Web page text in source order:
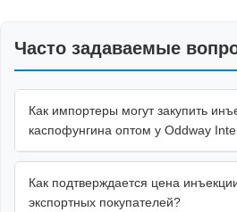
Часто задаваемые
Как импортеры могут закупить
каспофунгина оптом у Oddway
Как подтверждается цена
экспортных покупателей?